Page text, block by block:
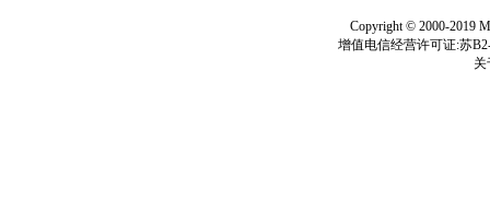
Copyright © 2000-2019
增值电信经营许可证:苏
关